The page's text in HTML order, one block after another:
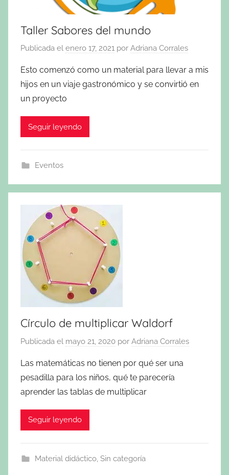
Taller Sabores del mundo
Publicada el enero 17, 2021 por Adriana Corrales
Esto comenzó como un material para llevar a mis
hijos en un viaje gastronómico y se convirtió en
un proyecto
Seguir leyendo
Eventos
Círculo de multiplicar Waldorf
Publicada el mayo 21, 2020 por Adriana Corrales
Las matemáticas no tienen por qué ser una
pesadilla para los niños, qué te parecería
aprender las tablas de multiplicar
Seguir leyendo
Material didáctico, Sin categoría